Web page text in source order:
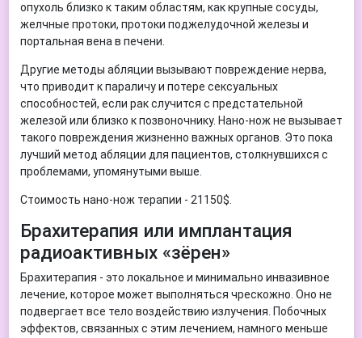
опухоль близко к таким областям, как крупные сосуды,
желчные протоки, протоки поджелудочной железы и
портальная вена в печени.
Другие методы абляции вызывают повреждение нерва,
что приводит к параличу и потере сексуальных
способностей, если рак случится с предстательной
железой или близко к позвоночнику. Нано-нож не вызывает
такого повреждения жизненно важных органов. Это пока
лучший метод абляции для пациентов, столкнувшихся с
проблемами, упомянутыми выше.
Стоимость нано-нож терапии - 21150$.
Брахитерапия или имплантация
радиоактивных «зёрен»
Брахитерапия - это локальное и минимально инвазивное
лечение, которое может выполняться чрескожно. Оно не
подвергает все тело воздействию излучения. Побочных
эффектов, связанных с этим лечением, намного меньше